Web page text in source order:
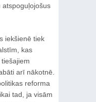
iekšienē tiek
kas
arī nākotnē.
reforma
tad, ja visām